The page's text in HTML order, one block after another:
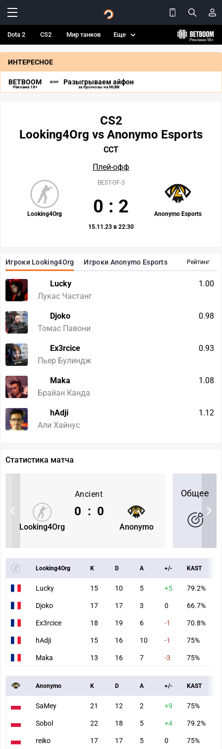
Dota 2 CS2 Мир танков Еще
ИНТЕРЕСНОЕ
BETBOOM
Реклама 18+
Разыгрываем айфон
за прогнозы на MLBB
Рейтинг
Игроки Looking4Org Игроки Anonymo Esports
Lucky
Лукас Частанг
1.00
Djoko
Томас Павони
0.98
Ex3rcice
Пьер Булиндж
0.93
Maka
Брайан Канда
1.08
hAdji
Али Хайнус
1.12
CS2
Looking4Org vs Anonymo Esports
CCT
Плей-офф
Looking4Org Anonymo Esports
BEST-OF-3
0 : 2
15.11.23 в 22:30
Статистика матча
Ancient
Looking4Org Anonymo
0 : 0
Общее
Looking4Org K D A +/- KAST
Lucky 15 10 5 +5 79.2%
Djoko 17 17 3 0 66.7%
Ex3rcice 18 19 6 -1 70.8%
hAdji 15 16 10 -1 75%
Maka 13 16 7 -3 75%
Anonymo K D A +/- KAST
SaMey 21 12 2 +9 75%
Sobol 22 18 5 +4 79.2%
reiko 17 17 5 0 75%